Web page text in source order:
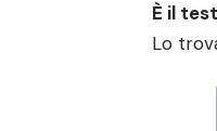
È il
Lo